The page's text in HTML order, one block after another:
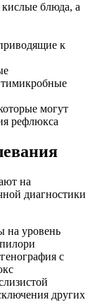
блюда, а
к
могут
рефлюкса
на
диагностики
на уровень
с
других